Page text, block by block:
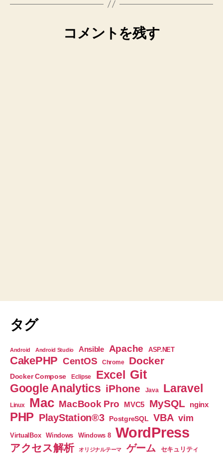
コメントを残す
タグ
Android Android Studio Ansible Apache ASP.NET
CakePHP CentOS Chrome Docker
Docker Compose Eclipse Excel Git
Google Analytics iPhone Java Laravel
Linux Mac MacBook Pro MVC5 MySQL nginx
PHP PlayStation®3 PostgreSQL VBA vim
VirtualBox Windows Windows 8 WordPress
アクセス解析 オリジナルテーマ ゲーム セキュリティ